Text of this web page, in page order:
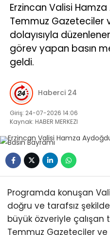
Erzincan Valisi
Temmuz Gazeteciler
dolayısıyla
görev yapan basın
geldi.
Haberci 24
Giriş: 24-07-2026 14:06
Kaynak: HABER MERKEZI
Programda konuşan
doğru ve tarafsız
büyük özveriyle
Temmuz Gazeteciler ve